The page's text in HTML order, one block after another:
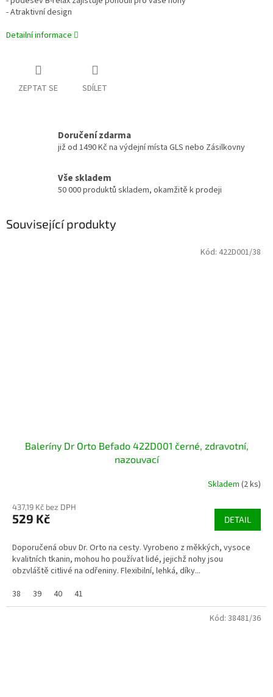
- Atraktivní design
Detailní informace
ZEPTAT SE SDÍLET
Doručení zdarma
již od 1490 Kč na výdejní místa GLS nebo Zásilkovny
Vše skladem
50 000 produktů skladem, okamžitě k prodeji
Související produkty
Baleríny Dr Orto Befado 422D001 černé, zdravotní,
nazouvací
Skladem (2 ks)
437,19 Kč bez DPH
529 Kč DETAIL
Doporučená obuv Dr. Orto na cesty. Vyrobeno z měkkých, vysoce
kvalitních tkanin, mohou ho používat lidé, jejichž nohy jsou
obzvláště citlivé na odřeniny. Flexibilní, lehká, díky...
38
39 40 41
Kód: 422D001/38
Kód: 38481/36